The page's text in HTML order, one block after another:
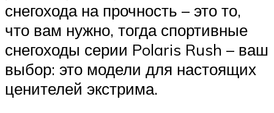
снегохода на прочность – это то,
что вам нужно, тогда спортивные
снегоходы серии Polaris Rush – ваш
выбор: это модели для настоящих
ценителей экстрима.